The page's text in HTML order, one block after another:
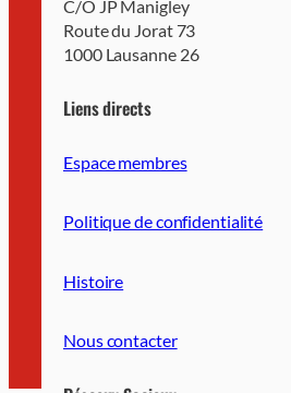
C/O JP Manigley
Route du Jorat 73
1000 Lausanne 26
Liens directs
Espace membres
Politique de confidentialité
Histoire
Nous contacter